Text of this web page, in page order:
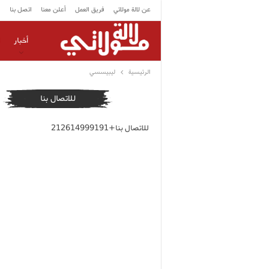
عن لالة مولاتي فريق العمل أعلن معنا اتصل بنا
أخبار
الرئيسية ليبيسسي
للاتصال بنا
للاتصال بنا+212614999191